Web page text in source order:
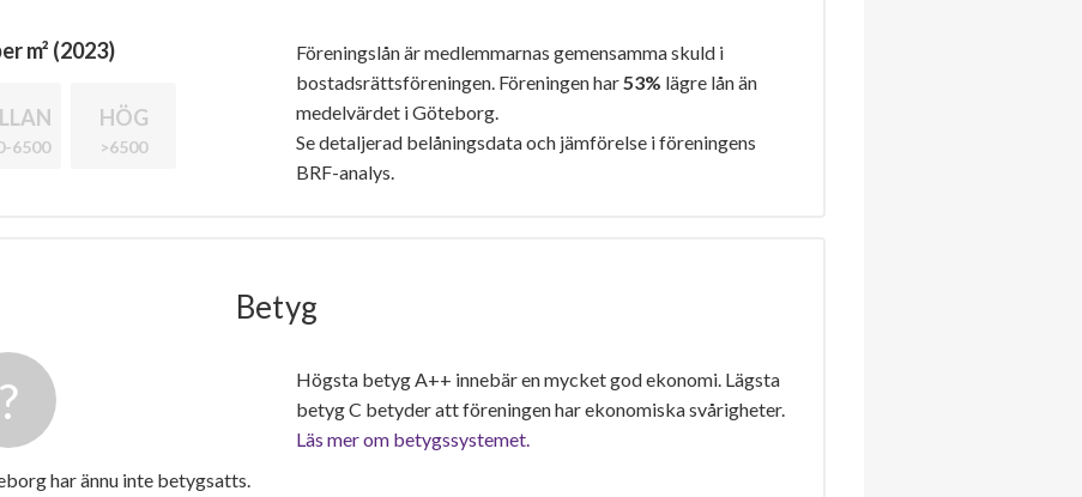
m² (2023)
6500
HÖG
>6500
Föreningslån är medlemmarnas gemensamma skuld i
bostadsrättsföreningen. Föreningen har53% lägre lån än
medelvärdet i Göteborg.
Se detaljerad belåningsdata och jämförelse i föreningens
BRF-analys.
Betyg
har ännu inte betygsatts.
Högsta betyg A++ innebär en mycket god ekonomi. Lägsta
betyg C betyder att föreningen har ekonomiska svårigheter.
Läs mer om betygssystemet.